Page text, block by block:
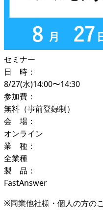
セミナー
日 時：
8/27(水)14:00〜14:30
参加費：
無料（事前登録制）
会 場：
オンライン
業 種：
全業種
製 品：
FastAnswer
※同業他社様・個人の方の